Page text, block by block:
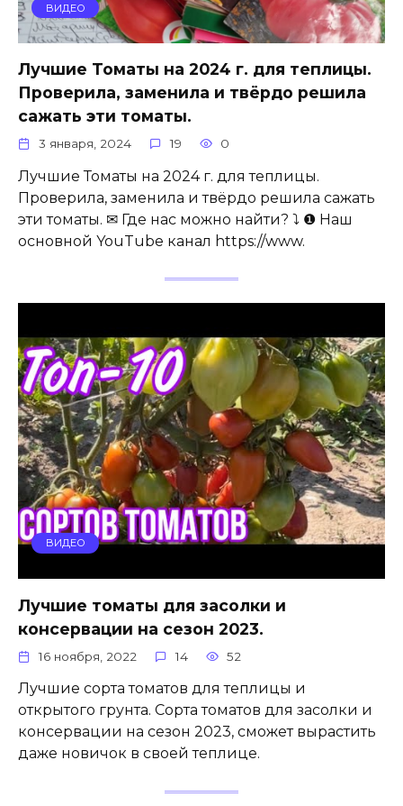
ВИДЕО
Лучшие Томаты на 2024 г. для теплицы.
Проверила, заменила и твёрдо решила
сажать эти томаты.
3 января, 2024 19 0
Лучшие Томаты на 2024 г. для теплицы.
Проверила, заменила и твёрдо решила сажать
эти томаты. ✉ Где нас можно найти? ⤵️ ❶ Наш
основной YouTube канал https://www.
ВИДЕО
Лучшие томаты для засолки и
консервации на сезон 2023.
16 ноября, 2022 14 52
Лучшие сорта томатов для теплицы и
открытого грунта. Сорта томатов для засолки и
консервации на сезон 2023, сможет вырастить
даже новичок в своей теплице.